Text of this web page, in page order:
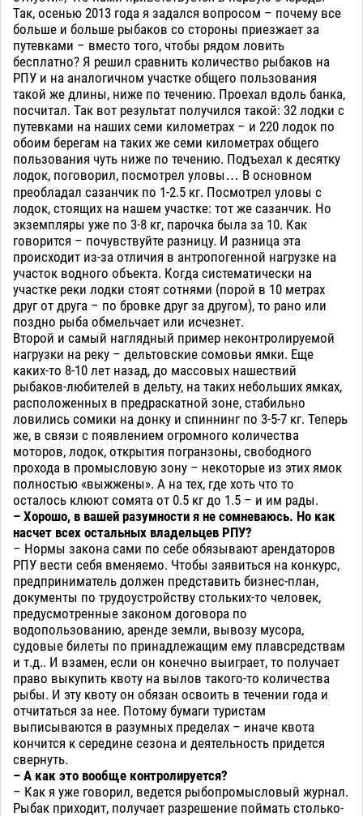
Так, осенью 2013 года я задался вопросом – почему все
больше и больше рыбаков со стороны приезжает за
путевками – вместо того, чтобы рядом ловить
бесплатно? Я решил сравнить количество рыбаков на
РПУ и на аналогичном участке общего пользования
такой же длины, ниже по течению. Проехал вдоль банка,
посчитал. Так вот результат получился такой: 32 лодки с
путевками на наших семи километрах – и 220 лодок по
обоим берегам на таких же семи километрах общего
пользования чуть ниже по течению. Подъехал к десятку
лодок, поговорил, посмотрел уловы… В основном
преобладал сазанчик по 1-2.5 кг. Посмотрел уловы с
лодок, стоящих на нашем участке: тот же сазанчик. Но
экземпляры уже по 3-8 кг, парочка была за 10. Как
говорится – почувствуйте разницу. И разница эта
происходит из-за отличия в антропогенной нагрузке на
участок водного объекта. Когда систематически на
участке реки лодки стоят сотнями (порой в 10 метрах
друг от друга – по бровке друг за другом), то рано или
поздно рыба обмельчает или исчезнет.
Второй и самый наглядный пример неконтролируемой
нагрузки на реку – дельтовские сомовьи ямки. Еще
каких-то 8-10 лет назад, до массовых нашествий
рыбаков-любителей в дельту, на таких небольших ямках,
расположенных в предраскатной зоне, стабильно
ловились сомики на донку и спиннинг по 3-5-7 кг. Теперь
же, в связи с появлением огромного количества
моторов, лодок, открытия погранзоны, свободного
прохода в промысловую зону – некоторые из этих ямок
полностью «выжжены». А на тех, где хоть что то
осталось клюют сомята от 0.5 кг до 1.5 – и им рады.
– Хорошо, в вашей разумности я не сомневаюсь. Но как
насчет всех остальных владельцев РПУ?
– Нормы закона сами по себе обязывают арендаторов
РПУ вести себя вменяемо. Чтобы заявиться на конкурс,
предприниматель должен представить бизнес-план,
документы по трудоустройству стольких-то человек,
предусмотренные законом договора по
водопользованию, аренде земли, вывозу мусора,
судовые билеты по принадлежащим ему плавсредствам
и т.д.. И взамен, если он конечно выиграет, то получает
право выкупить квоту на вылов такого-то количества
рыбы. И эту квоту он обязан освоить в течении года и
отчитаться за нее. Потому бумаги туристам
выписываются в разумных пределах – иначе квота
кончится к середине сезона и деятельность придется
свернуть.
– А как это вообще контролируется?
– Как я уже говорил, ведется рыбопромысловый журнал.
Рыбак приходит, получает разрешение поймать столько-